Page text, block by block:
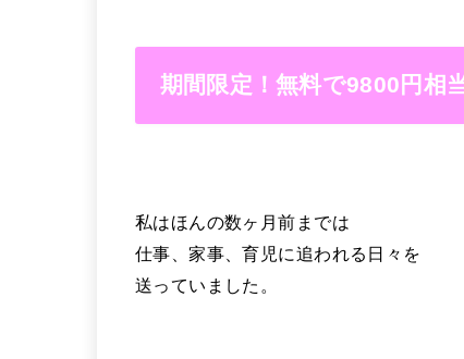
期間限定！無料で9800円相
私はほんの数ヶ月前までは
仕事、家事、育児に追われる日々を
送っていました。